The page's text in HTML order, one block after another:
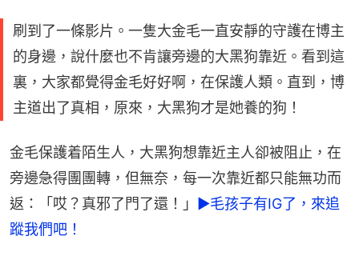
刷到了一條影片。一隻大金毛一直安靜的守護在博主
的身邊，說什麼也不肯讓旁邊的大黑狗靠近。看到這
裏，大家都覺得金毛好好啊，在保護人類。直到，博
主道出了真相，原來，大黑狗才是她養的狗！
金毛保護着陌生人，大黑狗想靠近主人卻被阻止，在
旁邊急得團團轉，但無奈，每一次靠近都只能無功而
返：「哎？真邪了門了還！」
►毛孩子有IG了，來追
蹤我們吧！